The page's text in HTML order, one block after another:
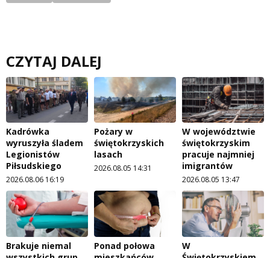
CZYTAJ DALEJ
Kadrówka
wyruszyła śladem
Legionistów
Piłsudskiego
2026.08.06 16:19
Pożary w
świętokrzyskich
lasach
2026.08.05 14:31
W województwie
świętokrzyskim
pracuje najmniej
imigrantów
2026.08.05 13:47
Brakuje niemal
Ponad połowa
W